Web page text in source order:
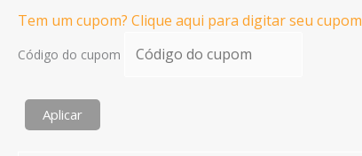
Tem um cupom? Clique aqui para digitar seu cupom
Código do cupom
Aplicar